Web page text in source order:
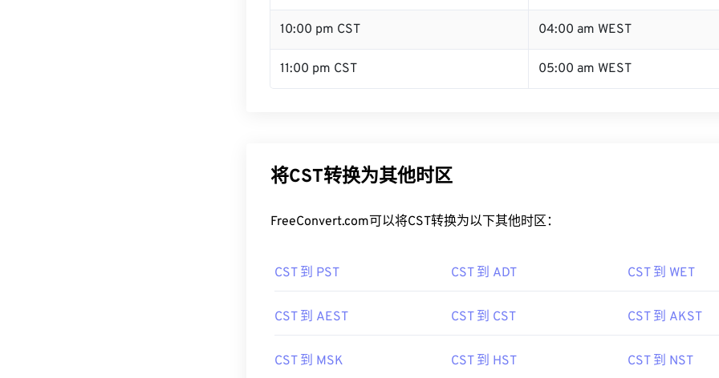
10:00 pm CST 04:00 am WEST
11:00 pm CST 05:00 am WEST
将CST转换为其他时区
FreeConvert.com可以将CST转换为以下其他时区：
CST 到 PST CST 到 ADT CST 到 WET
CST 到 AEST CST 到 CST CST 到 AKST
CST 到 MSK CST 到 HST CST 到 NST